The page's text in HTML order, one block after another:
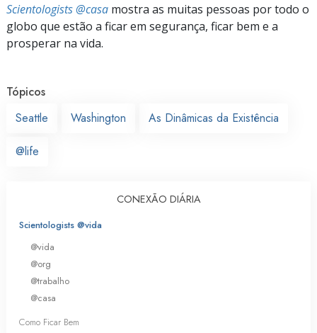
Scientologists @casa mostra as muitas pessoas por todo o
globo que estão a ficar em segurança, ficar bem e a
prosperar na vida.
Tópicos
Seattle
Washington As Dinâmicas da Existência
@life
CONEXÃO DIÁRIA
Scientologists @vida
@vida
@org
@trabalho
@casa
Como Ficar Bem